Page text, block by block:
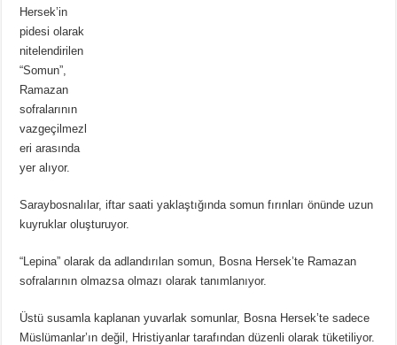
Hersek’in
pidesi olarak
nitelendirilen
“Somun”,
Ramazan
sofralarının
vazgeçilmezl
eri arasında
yer alıyor.
Saraybosnalılar, iftar saati yaklaştığında somun fırınları önünde uzun
kuyruklar oluşturuyor.
“Lepina” olarak da adlandırılan somun, Bosna Hersek’te Ramazan
sofralarının olmazsa olmazı olarak tanımlanıyor.
Üstü susamla kaplanan yuvarlak somunlar, Bosna Hersek’te sadece
Müslümanlar’ın değil, Hristiyanlar tarafından düzenli olarak tüketiliyor.